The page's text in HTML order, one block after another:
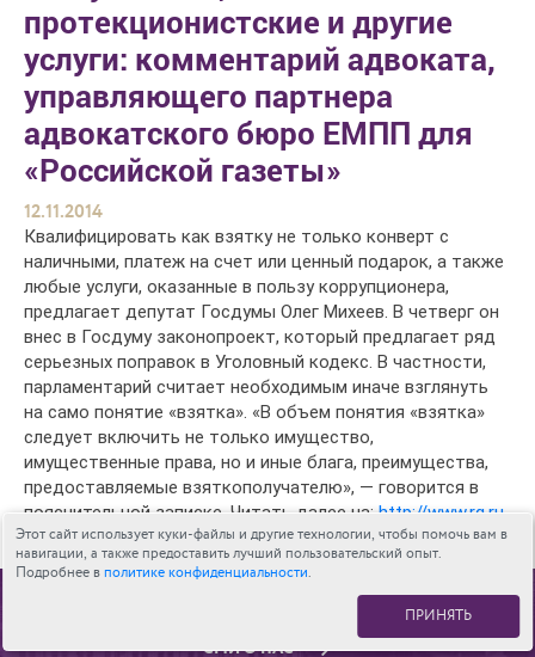
Этот сайт использует куки-файлы и другие технологии, чтобы помочь вам в
навигации, а также предоставить лучший пользовательский опыт.
Подробнее вполитике конфиденциальности.
ПРИНЯТЬ
протекционистские и другие
услуги: комментарий адвоката,
управляющего партнера
адвокатского бюро ЕМПП для
«Российской газеты»
12.11.2014
Квалифицировать как взятку не только конверт с
наличными, платеж на счет или ценный подарок, а также
любые услуги, оказанные в пользу коррупционера,
предлагает депутат Госдумы Олег Михеев. В четверг он
внес в Госдуму законопроект, который предлагает ряд
серьезных поправок в Уголовный кодекс. В частности,
парламентарий считает необходимым иначе взглянуть
на само понятие «взятка». «В объем понятия «взятка»
следует включить не только имущество,
имущественные права, но и иные блага, преимущества,
предоставляемые взяткополучателю», — говорится в
пояснительной записке. Читать далее на: http://www.rg.ru
СМИ О НАС